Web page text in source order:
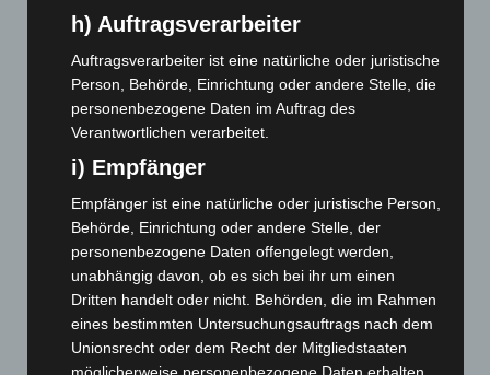
Mai 2025 (112)
März 2025(111)
Februar 2025(96)
Januar 2025(88)
Dezember 2024(89)
November 2024 (94)
(93)
September 2024 (112)
August 2024(107)
Juli 2024(89)
h) Auftragsverarbeiter
Auftragsverarbeiter ist eine natürliche oder juristische
Person, Behörde, Einrichtung oder andere Stelle, die
personenbezogene Daten im Auftrag des
Verantwortlichen verarbeitet.
i) Empfänger
Empfänger ist eine natürliche oder juristische Person,
Behörde, Einrichtung oder andere Stelle, der
personenbezogene Daten offengelegt werden,
unabhängig davon, ob es sich bei ihr um einen
Dritten handelt oder nicht. Behörden, die im Rahmen
eines bestimmten Untersuchungsauftrags nach dem
Unionsrecht oder dem Recht der Mitgliedstaaten